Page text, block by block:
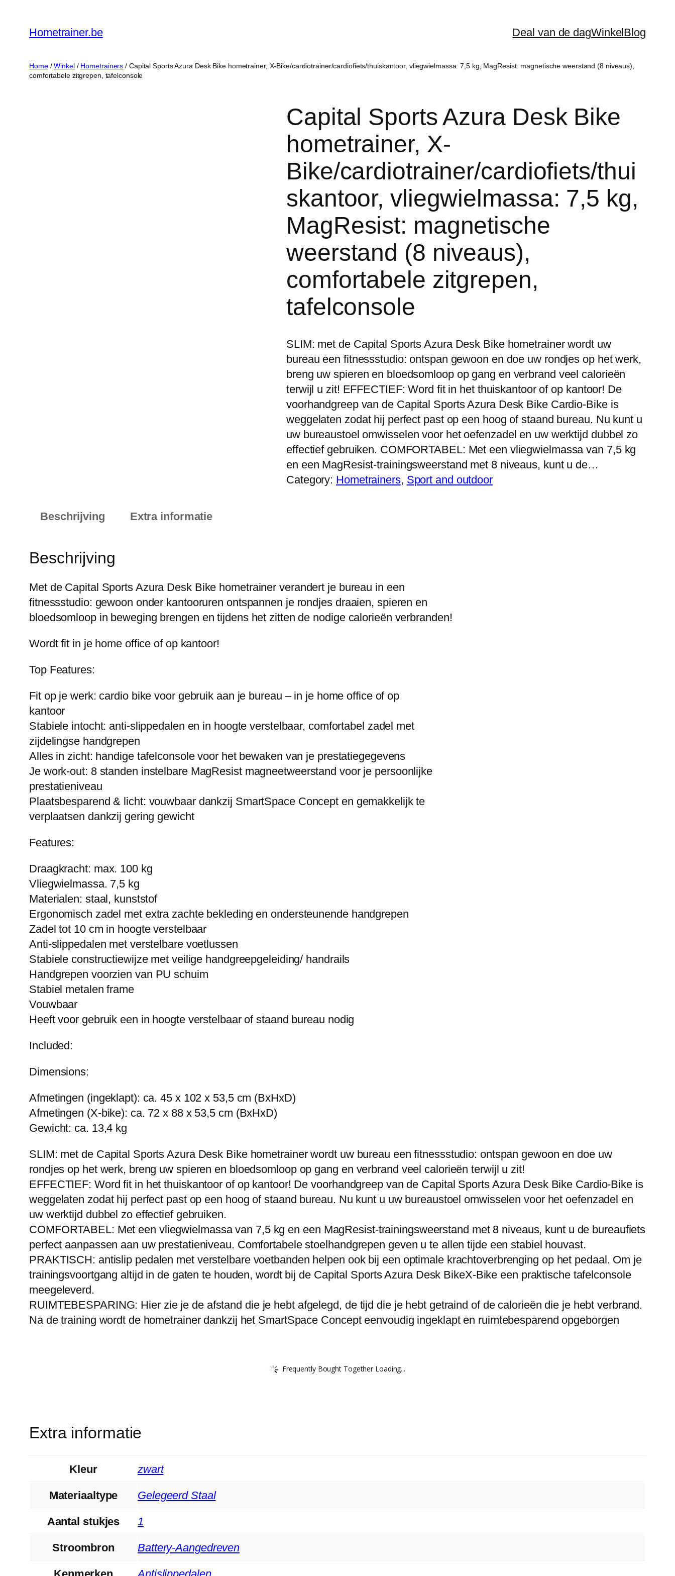
Hometrainer.be Deal van de dagWinkelBlog
Home/Winkel/ Hometrainers / Capital Sports Azura Desk Bike hometrainer, X-Bike/cardiotrainer/cardiofiets/thuiskantoor, vliegwielmassa: 7,5 kg, MagResist: magnetische weerstand (8 niveaus),
comfortabele zitgrepen, tafelconsole
Capital Sports Azura Desk Bike
hometrainer, X-
Bike/cardiotrainer/cardiofiets/thui
skantoor, vliegwielmassa: 7,5 kg,
MagResist: magnetische
weerstand (8 niveaus),
comfortabele zitgrepen,
tafelconsole
SLIM: met de Capital Sports Azura Desk Bike hometrainer wordt uw
bureau een fitnessstudio: ontspan gewoon en doe uw rondjes op het werk,
breng uw spieren en bloedsomloop op gang en verbrand veel calorieën
terwijl u zit! EFFECTIEF: Word fit in het thuiskantoor of op kantoor! De
voorhandgreep van de Capital Sports Azura Desk Bike Cardio-Bike is
weggelaten zodat hij perfect past op een hoog of staand bureau. Nu kunt u
uw bureaustoel omwisselen voor het oefenzadel en uw werktijd dubbel zo
effectief gebruiken. COMFORTABEL: Met een vliegwielmassa van 7,5 kg
en een MagResist-trainingsweerstand met 8 niveaus, kunt u de…
Category: Hometrainers, Sport and outdoor
Beschrijving Extra informatie
Beschrijving
Met de Capital SportsAzura Desk Bike hometrainerverandert je bureau in een
fitnessstudio: gewoon onder kantooruren ontspannen je rondjes draaien, spieren en
bloedsomloop in beweging brengen en tijdens het zitten de nodige calorieën verbranden!
Wordt fit in je home office of op kantoor!
Top Features:
Fit op je werk: cardio bike voor gebruik aan je bureau – in je home office of op
kantoor
Stabiele intocht: anti-slippedalen en in hoogte verstelbaar, comfortabel zadel met
zijdelingse handgrepen
Alles in zicht: handige tafelconsole voor het bewaken van je prestatiegegevens
Je work-out: 8 standen instelbare MagResist magneetweerstand voor je persoonlijke
prestatieniveau
Plaatsbesparend & licht: vouwbaar dankzij SmartSpace Concept en gemakkelijk te
verplaatsen dankzij gering gewicht
Features:
Draagkracht: max. 100 kg
Vliegwielmassa. 7,5 kg
Materialen: staal, kunststof
Ergonomisch zadel met extra zachte bekleding en ondersteunende handgrepen
Zadel tot 10 cm in hoogte verstelbaar
Anti-slippedalen met verstelbare voetlussen
Stabiele constructiewijze met veilige handgreepgeleiding/ handrails
Handgrepen voorzien van PU schuim
Stabiel metalen frame
Vouwbaar
Heeft voor gebruik een in hoogte verstelbaar of staand bureau nodig
Included:
Dimensions:
Afmetingen (ingeklapt): ca. 45 x 102 x 53,5 cm (BxHxD)
Afmetingen (X-bike): ca. 72 x 88 x 53,5 cm (BxHxD)
Gewicht: ca. 13,4 kg
SLIM: met de Capital Sports Azura Desk Bike hometrainer wordt uw bureau een fitnessstudio: ontspan gewoon en doe uw
rondjes op het werk, breng uw spieren en bloedsomloop op gang en verbrand veel calorieën terwijl u zit!
EFFECTIEF: Word fit in het thuiskantoor of op kantoor! De voorhandgreep van de Capital Sports Azura Desk Bike Cardio-Bike is
weggelaten zodat hij perfect past op een hoog of staand bureau. Nu kunt u uw bureaustoel omwisselen voor het oefenzadel en
uw werktijd dubbel zo effectief gebruiken.
COMFORTABEL: Met een vliegwielmassa van 7,5 kg en een MagResist-trainingsweerstand met 8 niveaus, kunt u de bureaufiets
perfect aanpassen aan uw prestatieniveau. Comfortabele stoelhandgrepen geven u te allen tijde een stabiel houvast.
PRAKTISCH: antislip pedalen met verstelbare voetbanden helpen ook bij een optimale krachtoverbrenging op het pedaal. Om je
trainingsvoortgang altijd in de gaten te houden, wordt bij de Capital Sports Azura Desk BikeX-Bike een praktische tafelconsole
meegeleverd.
RUIMTEBESPARING: Hier zie je de afstand die je hebt afgelegd, de tijd die je hebt getraind of de calorieën die je hebt verbrand.
Na de training wordt de hometrainer dankzij het SmartSpace Concept eenvoudig ingeklapt en ruimtebesparend opgeborgen
Frequently Bought Together Loading...
Extra informatie
Kleur ‎zwart
Materiaaltype ‎Gelegeerd Staal
Aantal stukjes ‎1
Stroombron ‎Battery-Aangedreven